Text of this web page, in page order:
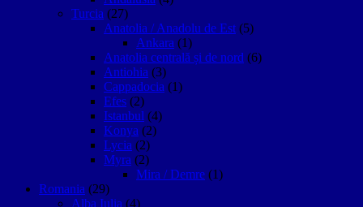
Turcia (27)
Anatolia / Anadolu de Est (5)
Ankara (1)
Anatolia centrală și de nord (6)
Antiohia (3)
Cappadocia (1)
Efes (2)
Istanbul (4)
Konya (2)
Lycia (2)
Myra (2)
Mira / Demre (1)
Romania (29)
Alba Iulia (4)